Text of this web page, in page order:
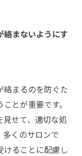
絡まないようにす
絡まるのを防ぐた
とが重要です。
せて、適切な処
くのサロンで
ることに配慮し